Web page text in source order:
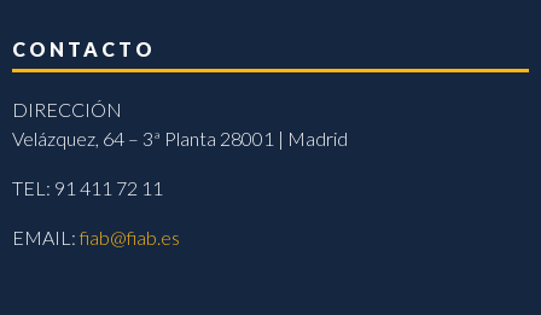
CONTACTO
DIRECCIÓN
Velázquez, 64 – 3ª Planta 28001 | Madrid
TEL: 91 411 72 11
EMAIL:fiab@fiab.es